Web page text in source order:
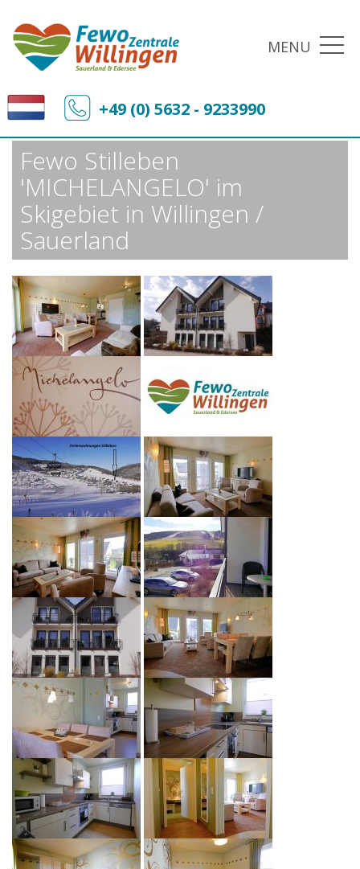
MENU
+49 (0) 5632 - 9233990
Fewo-Zentrale Willingen
Sonderangebote
Fewo Stilleben 'MICHELANGELO' im Skigebiet in Willingen / Sauerland
Fewo Stilleben
'MICHELANGELO' im
Skigebiet in Willingen /
Sauerland